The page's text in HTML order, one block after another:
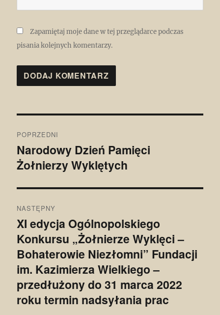
Zapamiętaj moje dane w tej przeglądarce podczas
pisania kolejnych komentarzy.
wpisu
POPRZEDNI
Poprzedni
wpis:
Narodowy Dzień Pamięci
Żołnierzy Wyklętych
NASTĘPNY
Następny
wpis:
XI edycja Ogólnopolskiego
Konkursu „Żołnierze Wyklęci –
Bohaterowie Niezłomni” Fundacji
im. Kazimierza Wielkiego –
przedłużony do 31 marca 2022
roku termin nadsyłania prac